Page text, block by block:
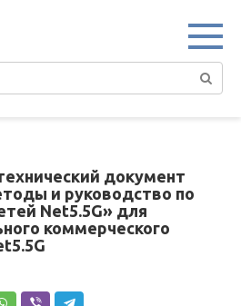
документ
и руководство по
Net5.5G» для
коммерческого